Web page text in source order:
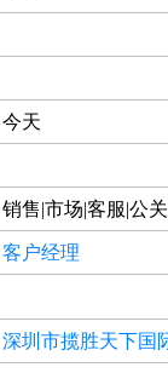
今天
销售|市场|客服|公关
销售
客户经理
深圳市揽胜天下国